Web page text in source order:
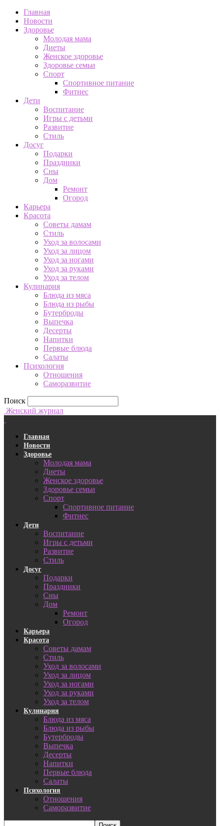
Главная
Новости
Здоровье
Молодая мама
Диеты
Женское здоровье
Здоровье семьи
Спорт
Спортивное питание
Фитнес
Дети
Воспитание
Игры с детьми
Развитие
Стиль
Досуг
Подарки
Праздники
Сны
Дом
Ремонт
Огород
Карьера
Красота
Советы дамам
Стиль
Уход за волосами
Уход за лицом
Уход за ногами
Уход за руками
Уход за телом
Кулинария
Блюда из мяса
Блюда из рыбы
Бутерброды
Выпечка
Десерты
Напитки
Первые блюда
Салаты
Психология
Отношения
Саморазвитие
Поиск
Женский журнал
Главная
Новости
Здоровье
Молодая мама
Диеты
Женское здоровье
Здоровье семьи
Спорт
Спортивное питание
Фитнес
Дети
Воспитание
Игры с детьми
Развитие
Стиль
Досуг
Подарки
Праздники
Сны
Дом
Ремонт
Огород
Карьера
Красота
Советы дамам
Стиль
Уход за волосами
Уход за лицом
Уход за ногами
Уход за руками
Уход за телом
Кулинария
Блюда из мяса
Блюда из рыбы
Бутерброды
Выпечка
Десерты
Напитки
Первые блюда
Салаты
Психология
Отношения
Саморазвитие